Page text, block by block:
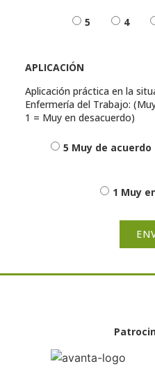
5 4
APLICACIÓN
Aplicación práctica en la
Enfermería del Trabajo:
1 = Muy en desacuerdo)
5 Muy de acuerdo
1 Muy